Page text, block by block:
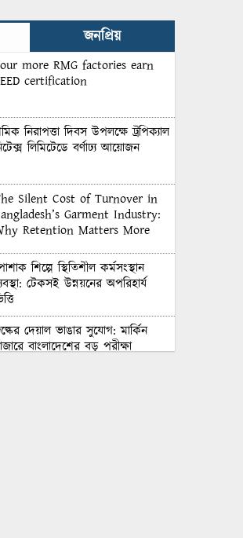
জনপ্রিয়
more RMG factories earn
certification
নিরাপত্তা দিবস উপলক্ষে ট্রপিক্যাল
লিমিটেডে বর্ণাঢ্য আয়োজন
Silent Cost of Turnover in
Garment Industry:
Retention Matters More
শিল্পে স্থিতিশীল কর্মসংস্থান
টেকসই উন্নয়নের অপরিহার্য
দেয়াল ভাঙার সুযোগ: মার্কিন
বাংলাদেশের বড় পরীক্ষা